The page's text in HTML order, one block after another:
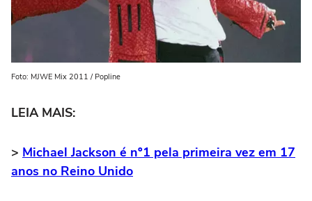
Foto: MJWE Mix 2011 / Popline
LEIA MAIS:
> Michael Jackson é nº1 pela primeira vez em 17
anos no Reino Unido